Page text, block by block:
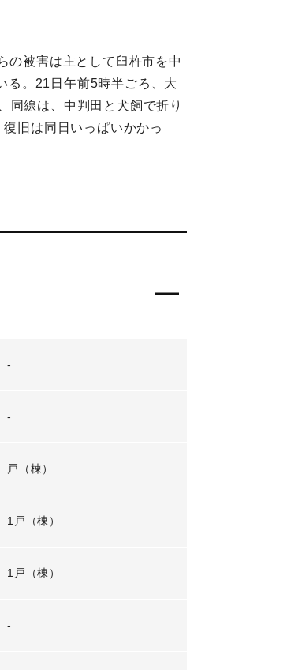
の被害は主として臼杵市を中
る。21日午前5時半ごろ、大
同線は、中判田と犬飼で折り
旧は同日いっぱいかかっ
-
-
戸（棟）
1戸（棟）
1戸（棟）
-